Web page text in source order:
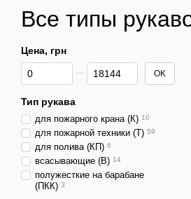
Все типы
Цена, грн
От Цена, грн
До Цена, грн OK
Тип рукава
для пожарного крана (К) 10
для пожарной техники (Т) 59
для полива (КП) 6
всасывающие (В) 14
полужесткие на барабане
(ПКК) 3